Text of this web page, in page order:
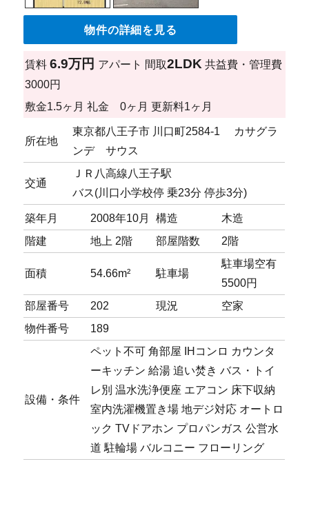
物件の詳細を見る
賃料 6.9万円 アパート 間取2LDK 共益費・管理費
3000円
敷金1.5ヶ月 礼金 0ヶ月 更新料1ヶ月
所在地
東京都八王子市 川口町2584-1 カサグラ
ンデ サウス
交通
ＪＲ八高線八王子駅
バス(川口小学校停 乗23分 停歩3分)
築年月 2008年10月 構造
木造
階建
地上 2階 部屋階数 2階
面積 54.66m² 駐車場
駐車場空有
5500円
部屋番号
202 現況
空家
物件番号
189
設備・条件
ペット不可 角部屋 IHコンロ カウンタ
ーキッチン 給湯 追い焚き バス・トイ
レ別 温水洗浄便座 エアコン 床下収納
室内洗濯機置き場 地デジ対応 オートロ
ック TVドアホン プロパンガス 公営水
道 駐輪場 バルコニー フローリング